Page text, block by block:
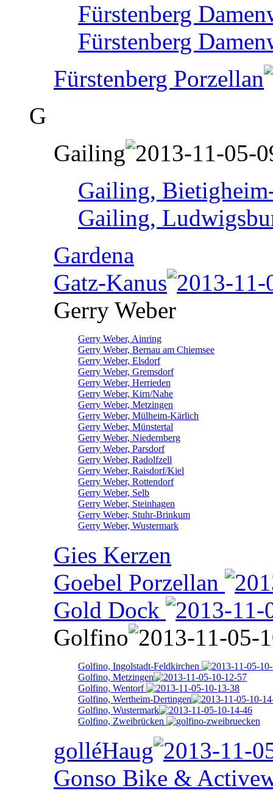
Fürstenberg
Fürstenberg
Fürstenberg Porzellan
G
Gailing
Gailing,
Gailing,
Gardena
Gatz-Kanus
Gerry Weber
Gerry Weber, Ainring
Gerry Weber, Bernau am Chiemsee
Gerry Weber, Elsdorf
Gerry Weber, Gremsdorf
Gerry Weber, Herrieden
Gerry Weber, Kirn/Nahe
Gerry Weber, Metzingen
Gerry Weber, Mülheim-Kärlich
Gerry Weber, Münstertal
Gerry Weber, Niedernberg
Gerry Weber, Parsdorf
Gerry Weber, Radolfzell
Gerry Weber, Raisdorf/Kiel
Gerry Weber, Rottendorf
Gerry Weber, Selb
Gerry Weber, Steinhagen
Gerry Weber, Stuhr-Brinkum
Gerry Weber, Wustermark
Gies Kerzen
Goebel Porzellan
Gold Dock
Golfino
Golfino, Ingolstadt-Feldkirchen
Golfino, Metzingen
Golfino, Wentorf
Golfino, Wertheim-Dertingen
Golfino, Wustermark
Golfino, Zweibrücken
golléHaug
Gonso Bike &